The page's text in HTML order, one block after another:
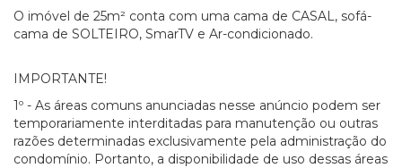
O imóvel de 25m² conta com uma cama de CASAL, sofá-
cama de SOLTEIRO, SmarTV e Ar-condicionado.
IMPORTANTE!
1º - As áreas comuns anunciadas nesse anúncio podem ser
temporariamente interditadas para manutenção ou outras
razões determinadas exclusivamente pela administração do
condomínio. Portanto, a disponibilidade de uso dessas áreas